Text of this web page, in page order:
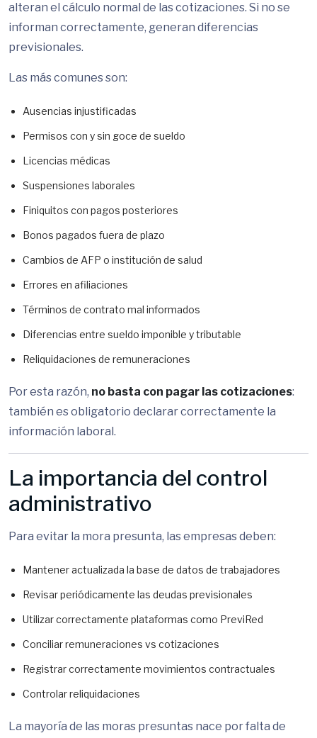
alteran el cálculo normal de las cotizaciones. Si no se
informan correctamente, generan diferencias
previsionales.
Las más comunes son:
Ausencias injustificadas
Permisos con y sin goce de sueldo
Licencias médicas
Suspensiones laborales
Finiquitos con pagos posteriores
Bonos pagados fuera de plazo
Cambios de AFP o institución de salud
Errores en afiliaciones
Términos de contrato mal informados
Diferencias entre sueldo imponible y tributable
Reliquidaciones de remuneraciones
Por esta razón, no basta con pagar las cotizaciones:
también es obligatorio declarar correctamente la
información laboral.
La importancia del control
administrativo
Para evitar la mora presunta, las empresas deben:
Mantener actualizada la base de datos de trabajadores
Revisar periódicamente las deudas previsionales
Utilizar correctamente plataformas como PreviRed
Conciliar remuneraciones vs cotizaciones
Registrar correctamente movimientos contractuales
Controlar reliquidaciones
La mayoría de las moras presuntas nace por falta de